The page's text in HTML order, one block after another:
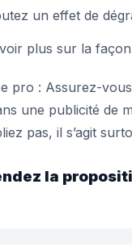
un effet de
plus sur la
pro : Assurez-
une publicité de
pas, il s’agit
la